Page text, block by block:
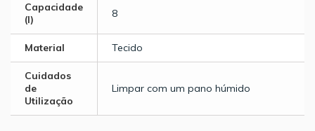
Capacidade
(l)
8
Material Tecido
Cuidados
de
Utilização
Limpar com um pano húmido